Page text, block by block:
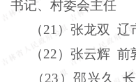
书记、村委会主任
（21 ）张龙双 辽
（22）张云辉 前
（23 ）邵兴久